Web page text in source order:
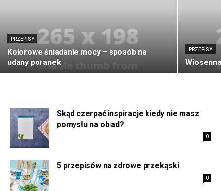
PRZEPISY
Kolorowe śniadanie mocy – sposób na
udany poranek
PRZEPISY
Skąd czerpać inspiracje kiedy nie masz
pomysłu na obiad?
0
5 przepisów na zdrowe przekąski
0